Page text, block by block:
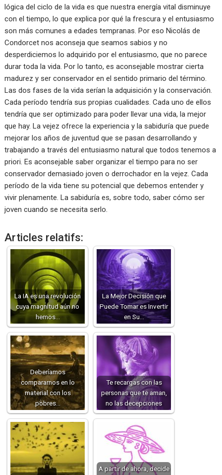
lógica del ciclo de la vida es que nuestra energía vital disminuye
con el tiempo, lo que explica por qué la frescura y el entusiasmo
son más comunes a edades tempranas. Por eso Nicolás de
Condorcet nos aconseja que seamos sabios y no
desperdiciemos lo adquirido por el entusiasmo, que no parece
durar toda la vida. Por lo tanto, es aconsejable mostrar cierta
madurez y ser conservador en el sentido primario del término.
Las dos fases de la vida serían la adquisición y la conservación.
Cada período tendría sus propias cualidades. Cada uno de ellos
tendría que ser optimizado para poder llevar una vida, la mejor
que hay. La vejez ofrece la experiencia y la sabiduría que puede
mejorar los años de juventud que se pasan desarrollando y
trabajando a través del entusiasmo natural que todos tenemos a
priori. Es aconsejable saber organizar el tiempo para no ser
conservador demasiado joven o derrochador en la vejez. Cada
período de la vida tiene su potencial que debemos entender y
vivir plenamente. La sabiduría es, sobre todo, saber cómo ser
joven cuando se necesita serlo.
Articles relatifs:
La IA es una revolución
cuya magnitud aún no
hemos…
La Mejor Decisión que
Puede Tomar es Invertir
en Su…
Deberíamos
compararnos en lo
material con los
pobres…
Te recargas con las
personas que te aman,
no las decepciones
A partir de ahora, decide